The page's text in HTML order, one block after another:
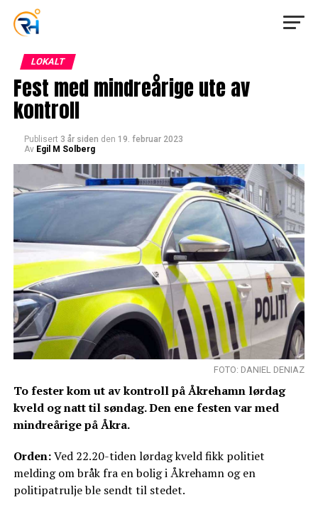
LOKALT
Fest med mindreårige ute av
kontroll
Publisert 3 år siden den 19. februar 2023
Av Egil M Solberg
FOTO: DANIEL DENIAZ
To fester kom ut av kontroll på Åkrehamn lørdag
kveld og natt til søndag. Den ene festen var med
mindreårige på Åkra.
Orden:Ved 22.20-tiden lørdag kveld fikk politiet
melding om bråk fra en bolig i Åkrehamn og en
politipatrulje ble sendt til stedet.